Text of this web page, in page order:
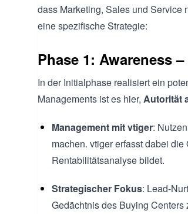
dass Marketing, Sales und Service
eine spezifische Strategie:
Phase 1: Awareness
In der Initialphase realisiert ein
Managements ist es hier, Autorität
Management mit vtiger:
machen. vtiger erfasst dabei
Rentabilitätsanalyse bildet.
Strategischer Fokus: Lead-
Gedächtnis des Buying Centers